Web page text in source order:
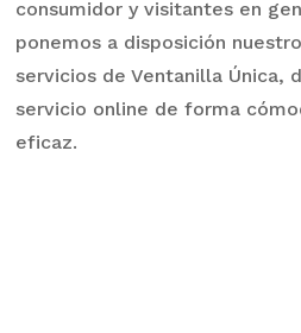
consumidor y visitantes en
ponemos a disposición
servicios de Ventanilla Única,
servicio online de forma
eficaz.